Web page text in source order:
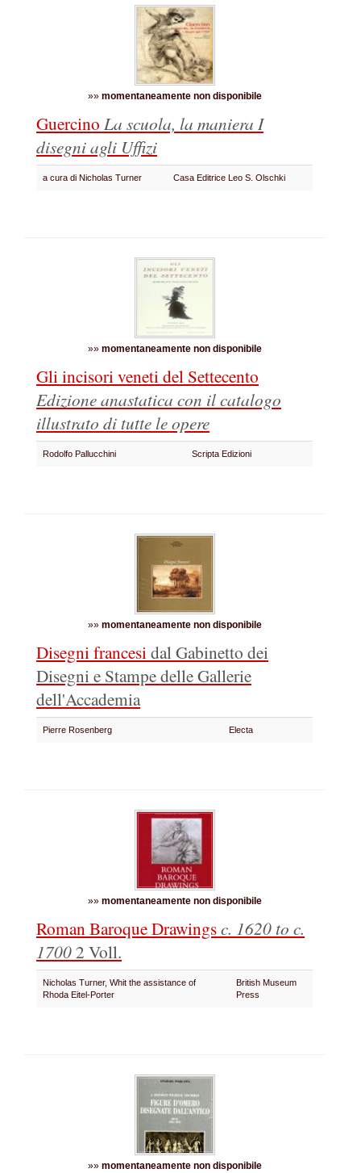
»» momentaneamente non disponibile
Guercino La scuola, la maniera I
disegni agli Uffizi
a cura di Nicholas Turner Casa Editrice Leo S. Olschki
»» momentaneamente non disponibile
Gli incisori veneti del Settecento
Edizione anastatica con il catalogo
illustrato di tutte le opere
Rodolfo Pallucchini Scripta Edizioni
»» momentaneamente non disponibile
Disegni francesidal Gabinetto dei
Disegni e Stampe delle Gallerie
dell'Accademia
Pierre Rosenberg Electa
»» momentaneamente non disponibile
Roman Baroque Drawingsc. 1620 to c.
17002 Voll.
Nicholas Turner, Whit the assistance of
Rhoda Eitel-Porter
British Museum
Press
»» momentaneamente non disponibile